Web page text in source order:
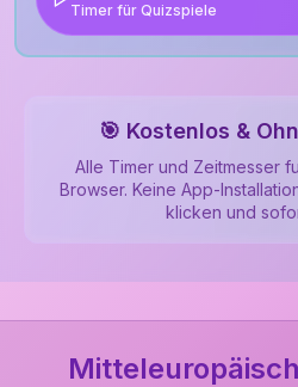
Timer für Quizspiele
🎯 Kostenlos &
Alle Timer und Zeitmesser
Browser. Keine App-
klicken und